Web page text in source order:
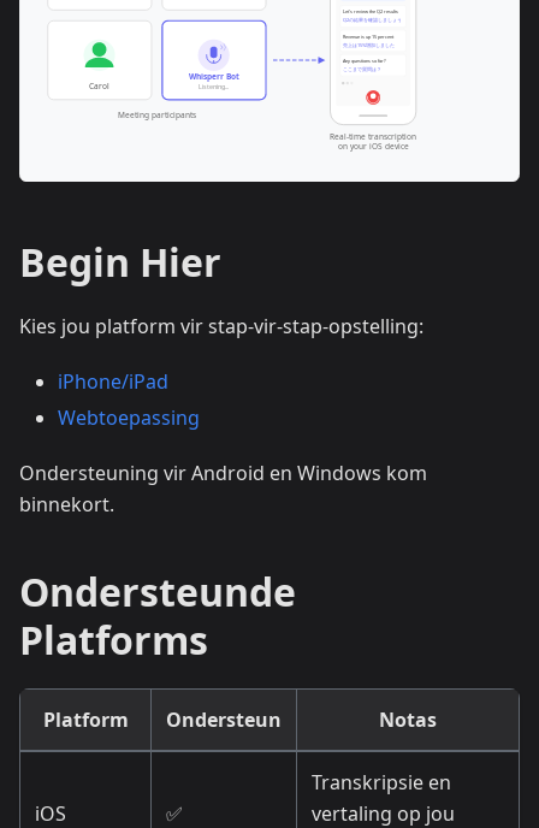
Begin Hier
Kies jou platform vir stap-vir-stap-opstelling:
iPhone/iPad
Webtoepassing
Ondersteuning vir Android en Windows kom
binnekort.
Ondersteunde
Platforms
Platform Ondersteun Notas
iOS ✅
Transkripsie en
vertaling op jou